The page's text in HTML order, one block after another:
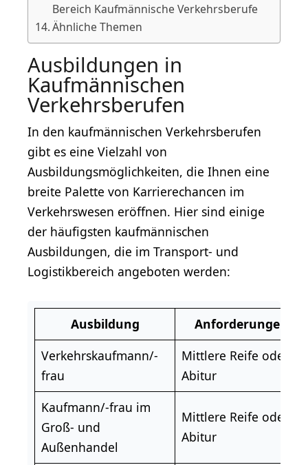
Bereich Kaufmännische Verkehrsberufe
Ähnliche Themen
Ausbildungen in
Kaufmännischen
Verkehrsberufen
In den kaufmännischen Verkehrsberufen
gibt es eine Vielzahl von
Ausbildungsmöglichkeiten, die Ihnen eine
breite Palette von Karrierechancen im
Verkehrswesen eröffnen. Hier sind einige
der häufigsten kaufmännischen
Ausbildungen, die im Transport- und
Logistikbereich angeboten werden:
Ausbildung
Anforderungen
Verkehrskaufmann/-
frau
Mittlere Reife oder
Abitur
Kaufmann/-frau im
Groß- und
Außenhandel
Mittlere Reife oder
Abitur